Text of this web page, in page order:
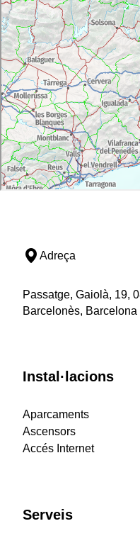
Adreça
Passatge, Gaiolà, 19,
Barcelonès, Barcelona
Instal·lacions
Aparcaments
Ascensors
Accés Internet
Serveis